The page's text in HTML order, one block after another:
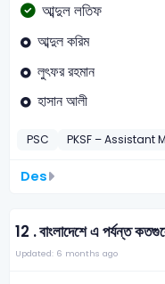
আব্দুল লতিফ
আব্দুল করিম
লুৎফর রহমান
হাসান আলী
PSC PKSF – Assistant
Des
12 .বাংলাদেশে এ পর্যন্ত
Updated: 6 months ago